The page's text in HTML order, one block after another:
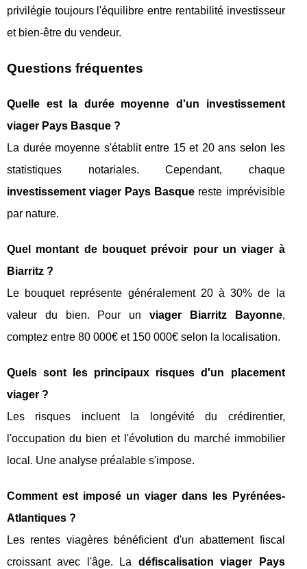
privilégie toujours l'équilibre entre rentabilité investisseur
et bien-être du vendeur.
Questions fréquentes
Quelle est la durée moyenne d'un investissement
viager Pays Basque ?
La durée moyenne s'établit entre 15 et 20 ans selon les
statistiques notariales. Cependant, chaque
investissement viager Pays Basque reste imprévisible
par nature.
Quel montant de bouquet prévoir pour un viager à
Biarritz ?
Le bouquet représente généralement 20 à 30% de la
valeur du bien. Pour un viager Biarritz Bayonne,
comptez entre 80 000€ et 150 000€ selon la localisation.
Quels sont les principaux risques d'un placement
viager ?
Les risques incluent la longévité du crédirentier,
l'occupation du bien et l'évolution du marché immobilier
local. Une analyse préalable s'impose.
Comment est imposé un viager dans les Pyrénées-
Atlantiques ?
Les rentes viagères bénéficient d'un abattement fiscal
croissant avec l'âge. La défiscalisation viager Pays